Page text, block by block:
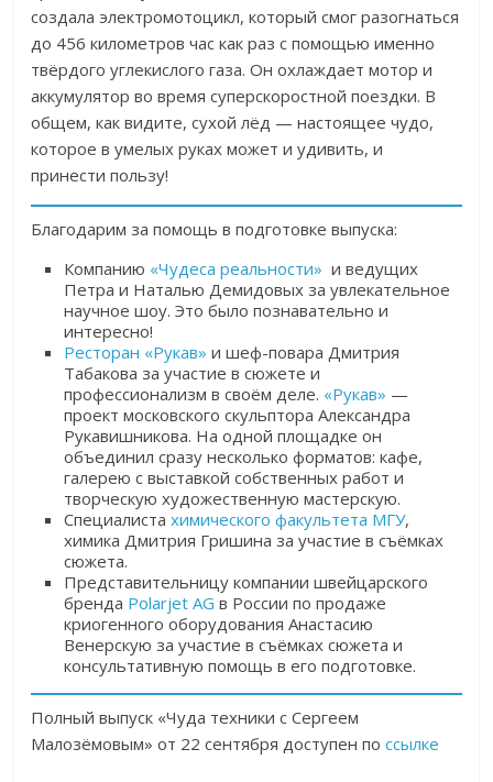
создала электромотоцикл, который смог разогнаться
до 456 километров час как раз с помощью именно
твёрдого углекислого газа. Он охлаждает мотор и
аккумулятор во время суперскоростной поездки. В
общем, как видите, сухой лёд — настоящее чудо,
которое в умелых руках может и удивить, и
принести пользу!
Благодарим за помощь в подготовке выпуска:
Компанию «Чудеса реальности» и ведущих
Петра и Наталью Демидовых за увлекательное
научное шоу. Это было познавательно и
интересно!
Ресторан «Рукав» и шеф-повара Дмитрия
Табакова за участие в сюжете и
профессионализм в своём деле. «Рукав» —
проект московского скульптора Александра
Рукавишникова. На одной площадке он
объединил сразу несколько форматов: кафе,
галерею с выставкой собственных работ и
творческую художественную мастерскую.
Специалистахимического факультета МГУ,
химика Дмитрия Гришина за участие в съёмках
сюжета.
Представительницу компании швейцарского
бренда Polarjet AG в России по продаже
криогенного оборудования Анастасию
Венерскую за участие в съёмках сюжета и
консультативную помощь в его подготовке.
Полный выпуск «Чуда техники с Сергеем
Малозёмовым» от 22 сентября доступен поссылке